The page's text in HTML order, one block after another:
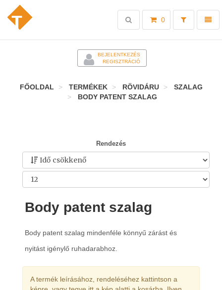
Toggle
0
Toggle
search
BEJELENTKEZÉS
REGISZTRÁCIÓ
FŐOLDAL TERMÉKEK RÖVIDÁRU
SZALAG
BODY PATENT SZALAG
Rendezés
Body patent szalag
Body patent szalag mindenféle könnyű zárást és
nyitást igénylő ruhadarabhoz.
A termék leírásához, rendeléséhez kattintson a